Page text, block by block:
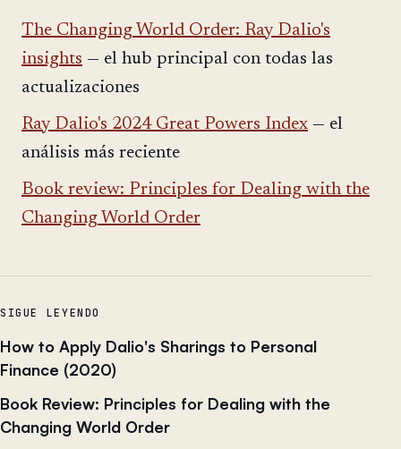
The Changing World Order: Ray Dalio's
insights — el hub principal con todas las
actualizaciones
Ray Dalio's 2024 Great Powers Index — el
análisis más reciente
Book review: Principles for Dealing with the
Changing World Order
SIGUE LEYENDO
How to Apply Dalio's Sharings to Personal
Finance (2020)
Book Review: Principles for Dealing with the
Changing World Order